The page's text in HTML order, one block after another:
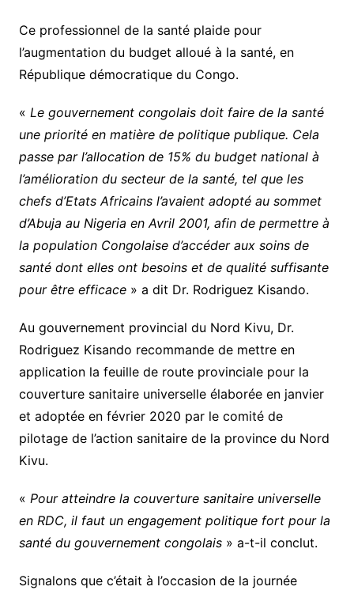
Ce professionnel de la santé plaide pour
l’augmentation du budget alloué à la santé, en
République démocratique du Congo.
« Le gouvernement congolais doit faire de la santé
une priorité en matière de politique publique. Cela
passe par l’allocation de 15% du budget national à
l’amélioration du secteur de la santé, tel que les
chefs d’Etats Africains l’avaient adopté au sommet
d’Abuja au Nigeria en Avril 2001, afin de permettre à
la population Congolaise d’accéder aux soins de
santé dont elles ont besoins et de qualité suffisante
pour être efficace » a dit Dr. Rodriguez Kisando.
Au gouvernement provincial du Nord Kivu, Dr.
Rodriguez Kisando recommande de mettre en
application la feuille de route provinciale pour la
couverture sanitaire universelle élaborée en janvier
et adoptée en février 2020 par le comité de
pilotage de l’action sanitaire de la province du Nord
Kivu.
« Pour atteindre la couverture sanitaire universelle
en RDC, il faut un engagement politique fort pour la
santé du gouvernement congolais» a-t-il conclut.
Signalons que c’était à l’occasion de la journée